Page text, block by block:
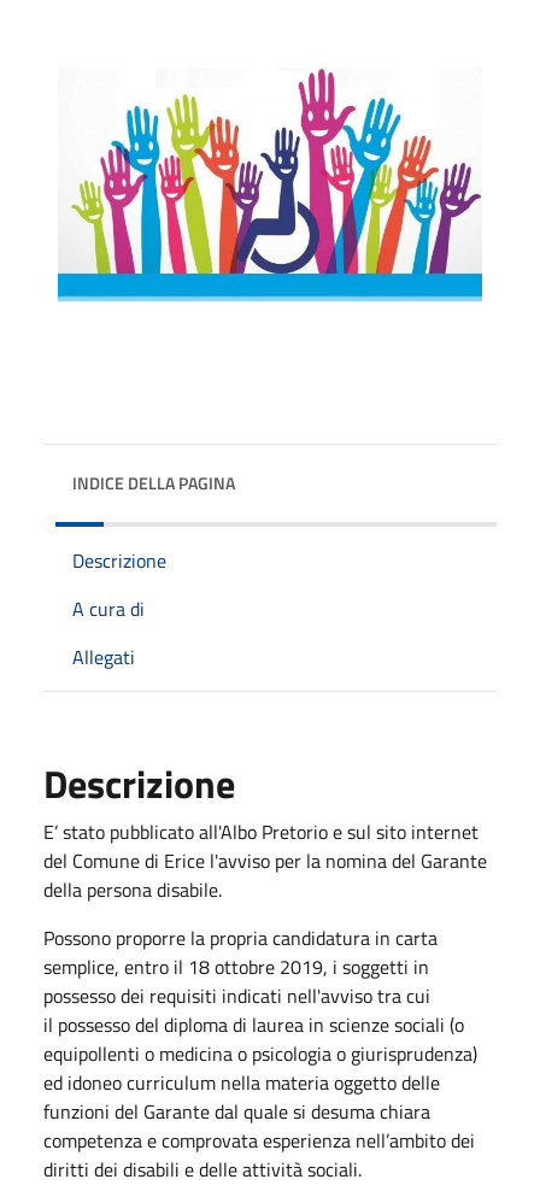
INDICE DELLA PAGINA
Descrizione
A cura di
Allegati
Descrizione
E’ stato pubblicato all'Albo Pretorio e sul sito internet
del Comune di Erice l'avviso per la nomina del Garante
della persona disabile.
Possono proporre la propria candidatura in carta
semplice, entro il 18 ottobre 2019, i soggetti in
possesso dei requisiti indicati nell'avviso tra cui
il possesso del diploma di laurea in scienze sociali (o
equipollenti o medicina o psicologia o giurisprudenza)
ed idoneo curriculum nella materia oggetto delle
funzioni del Garante dal quale si desuma chiara
competenza e comprovata esperienza nell’ambito dei
diritti dei disabili e delle attività sociali.